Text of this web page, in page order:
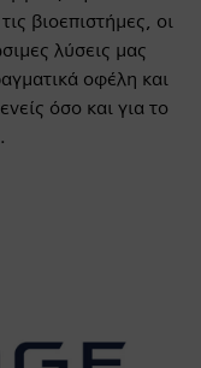
βιοεπιστήμες, οι
λύσεις μας
οφέλη και
όσο και για το